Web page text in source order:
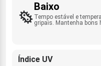
Baixo
Tempo estável e
gripais. Mantenha bons
Índice UV